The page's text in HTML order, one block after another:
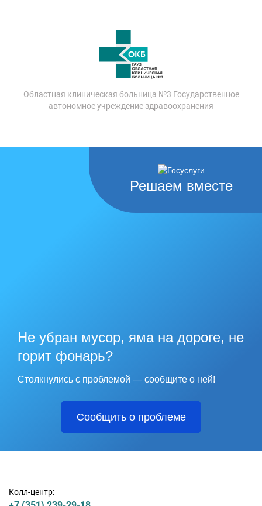
Областная клиническая больница №3 Государственное
автономное учреждение здравоохранения
Решаем вместе
Не убран мусор, яма на дороге, не
горит фонарь?
Столкнулись с проблемой — сообщите о ней!
Сообщить о проблеме
Колл-центр: